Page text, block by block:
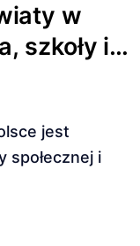
w
szkoły i
społecznej i